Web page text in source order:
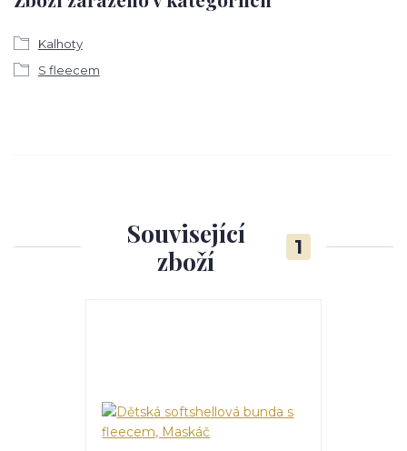
Kalhoty
S fleecem
Související
zboží
1